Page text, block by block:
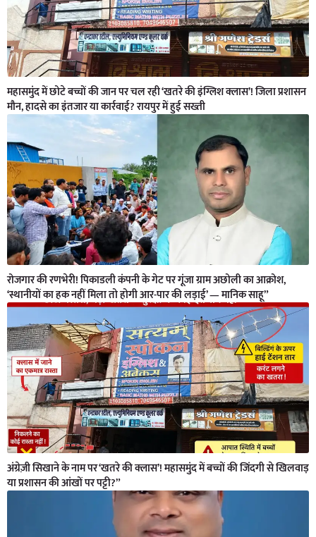
महासमुंद में छोटे बच्चों की जान पर चल रही ‘खतरे की इंग्लिश क्लास’! जिला प्रशासन
मौन, हादसे का इंतजार या कार्रवाई? रायपुर में हुई सख्ती
रोजगार की रणभेरी! पिकाडली कंपनी के गेट पर गूंजा ग्राम अछोली का आक्रोश,
‘स्थानीयों का हक नहीं मिला तो होगी आर-पार की लड़ाई’ — मानिक साहू”
अंग्रेज़ी सिखाने के नाम पर ‘खतरे की क्लास’! महासमुंद में बच्चों की जिंदगी से खिलवाड़
या प्रशासन की आंखों पर पट्टी?”